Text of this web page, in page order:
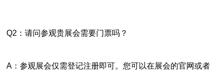
Q2：请问参观贵展会需要门票吗？
A：参观展会仅需登记注册即可。您可以在展会的官网或者